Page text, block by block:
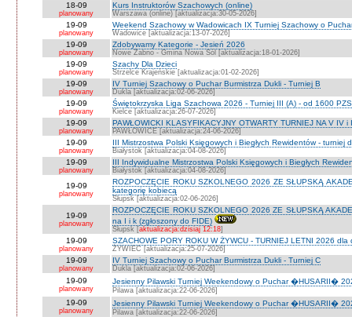
18-09
planowany
Kurs Instruktorów Szachowych (online)
Warszawa (online) [aktualizacja:30-05-2026]
19-09
planowany
Weekend Szachowy w Wadowicach IX Turniej Szachowy o
Wadowice [aktualizacja:13-07-2026]
19-09
planowany
Zdobywamy Kategorie - Jesień 2026
Nowe Żabno - Gmina Nowa Sól [aktualizacja:18-01-2026]
19-09
planowany
Szachy Dla Dzieci
Strzelce Krajeńskie [aktualizacja:01-02-2026]
19-09
planowany
IV Turniej Szachowy o Puchar Burmistrza Dukli - Turniej B
Dukla [aktualizacja:02-06-2026]
19-09
planowany
Świętokrzyska Liga Szachowa 2026 - Turniej III (A) - od 1600
Kielce [aktualizacja:26-07-2026]
19-09
planowany
PAWŁOWICKI KLASYFIKACYJNY OTWARTY TURNIEJ NA V IV i
PAWŁOWICE [aktualizacja:24-06-2026]
19-09
planowany
III Mistrzostwa Polski Księgowych i Biegłych Rewidentów - turniej
Białystok [aktualizacja:04-08-2026]
19-09
planowany
III Indywidualne Mistrzostwa Polski Księgowych i Biegłych
Białystok [aktualizacja:04-08-2026]
19-09
planowany
ROZPOCZĘCIE ROKU SZKOLNEGO 2026 ZE SŁUPSKĄ
kategorię kobiecą
Słupsk [aktualizacja:02-06-2026]
19-09
planowany
ROZPOCZĘCIE ROKU SZKOLNEGO 2026 ZE SŁUPSKĄ
na I i k (zgłoszony do FIDE)
Słupsk [aktualizacja:dzisiaj 12:18]
19-09
planowany
SZACHOWE PORY ROKU W ŻYWCU - TURNIEJ LETNI 2026 dla
ŻYWIEC [aktualizacja:25-07-2026]
19-09
planowany
IV Turniej Szachowy o Puchar Burmistrza Dukli - Turniej C
Dukla [aktualizacja:02-06-2026]
19-09
planowany
Jesienny Pilawski Turniej Weekendowy o Puchar �HUSARII�
Pilawa [aktualizacja:22-06-2026]
19-09
planowany
Jesienny Pilawski Turniej Weekendowy o Puchar �HUSARII�
Pilawa [aktualizacja:22-06-2026]